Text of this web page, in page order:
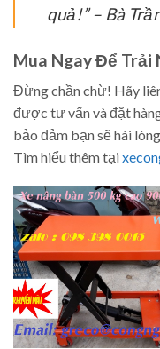
quả!” – Bà
Mua Ngay Để Trải
Đừng chần chừ! Hãy
được tư vấn và đặt
bảo đảm bạn sẽ hài
Tìm hiểu thêm tại